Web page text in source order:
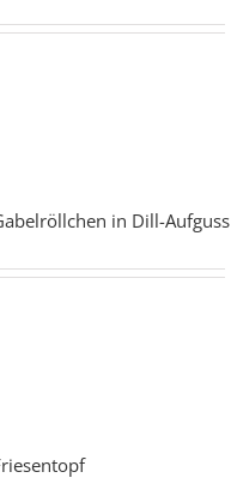
in Dill-Aufguss